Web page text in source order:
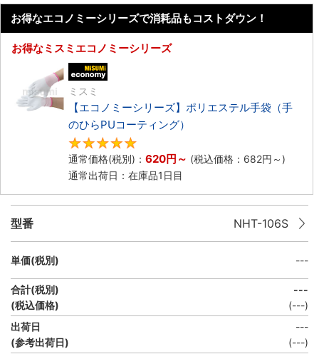
お得なエコノミーシリーズで消耗品もコストダウン！
お得なミスミエコノミーシリーズ
ミスミ
【エコノミーシリーズ】ポリエステル手袋（手
のひらPUコーティング）
通常価格(税別)： 620円 ～ (税込価格： 682円 ～)
通常出荷日：在庫品1日目
型番 NHT-106S
単価(税別) ---
合計(税別)
(税込価格)
---
(---)
出荷日
(参考出荷日)
---
(---)